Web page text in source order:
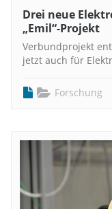
Drei neue
„Emil“-Projekt
Verbundprojekt
jetzt auch für
Forschung